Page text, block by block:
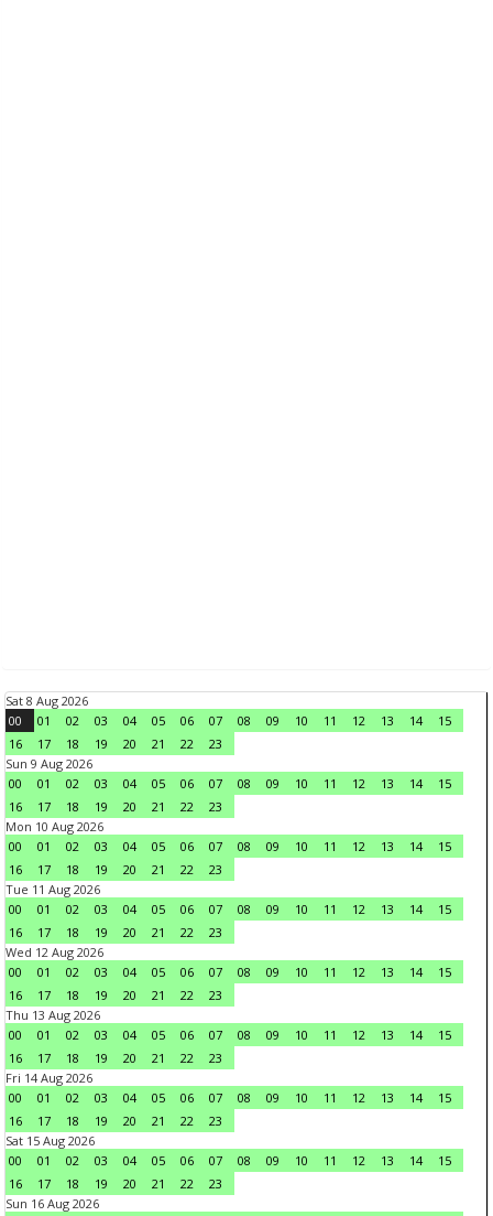
Sat 8 Aug 2026
00
01 02 03 04 05 06 07 08 09 10 11 12 13 14
15
16
17 18 19 20 21 22
23
Sun 9 Aug 2026
00
01 02 03 04 05 06 07 08 09 10 11 12 13 14
15
16
17 18 19 20 21 22
23
Mon 10 Aug 2026
00
01 02 03 04 05 06 07 08 09 10 11 12 13 14
15
16
17 18 19 20 21 22
23
Tue 11 Aug 2026
00
01 02 03 04 05 06 07 08 09 10 11 12 13 14
15
16
17 18 19 20 21 22
23
Wed 12 Aug 2026
00
01 02 03 04 05 06 07 08 09 10 11 12 13 14
15
16
17 18 19 20 21 22
23
Thu 13 Aug 2026
00
01 02 03 04 05 06 07 08 09 10 11 12 13 14
15
16
17 18 19 20 21 22
23
Fri 14 Aug 2026
00
01 02 03 04 05 06 07 08 09 10 11 12 13 14
15
16
17 18 19 20 21 22
23
Sat 15 Aug 2026
00
01 02 03 04 05 06 07 08 09 10 11 12 13 14
15
16
17 18 19 20 21 22
23
Sun 16 Aug 2026